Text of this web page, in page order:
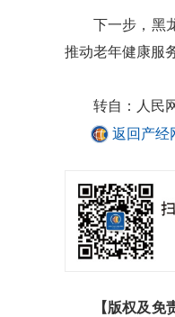
下一步，黑龙
推动老年健康服
转自：人民
返回产经
【版权及免责